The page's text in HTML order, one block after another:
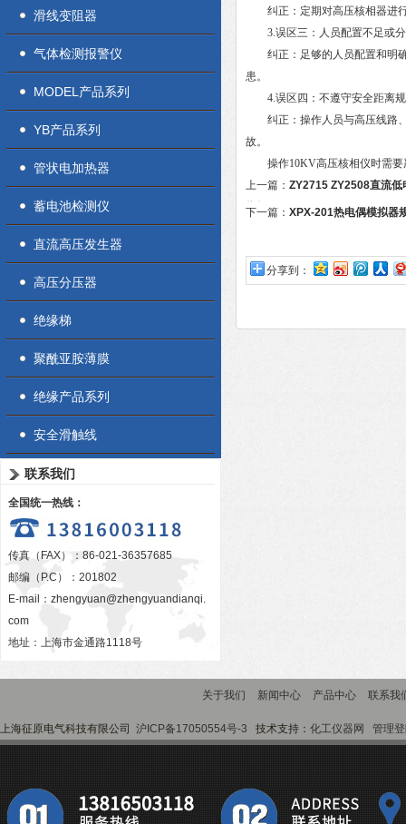
滑线变阻器
气体检测报警仪
MODEL产品系列
YB产品系列
管状电加热器
蓄电池检测仪
直流高压发生器
高压分压器
绝缘梯
聚酰亚胺薄膜
绝缘产品系列
安全滑触线
联系我们
全国统一热线：
传真（FAX）：86-021-36357685
邮编（P.C）：201802
E-mail： zhengyuan@zhengyuandianqi.
com
地址：上海市金通路1118号
纠正：定期对高压核相器进行
3.误区三：人员配置不足或分
纠正：足够的人员配置和明确
患。
4.误区四：不遵守安全距离
纠正：操作人员与高压线路、
故。
操作10KV高压核相仪时需要
上一篇： ZY2715 ZY2508直流低
指标
下一篇： XPX-201热电偶模拟器
分享到：
关于我们 新闻中心 产品中心 联系我
上海征原电气科技有限公司 沪ICP备17050554号-3 技术支持： 化工仪器网 管理